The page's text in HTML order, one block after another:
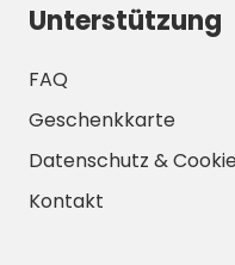
Unterstützung
FAQ
Geschenkkarte
Datenschutz &
Kontakt